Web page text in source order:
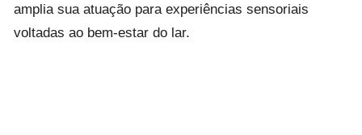
amplia sua atuação para experiências sensoriais
voltadas ao bem-estar do lar.